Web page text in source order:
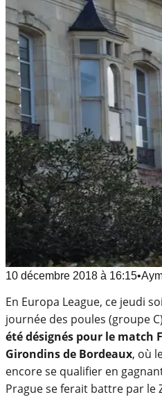
10 décembre 2018 à 16:15•
En Europa League, ce jeudi
journée des poules (groupe
été désignés pour le match
Girondins de Bordeaux, où
encore se qualifier en
Prague se ferait battre par le